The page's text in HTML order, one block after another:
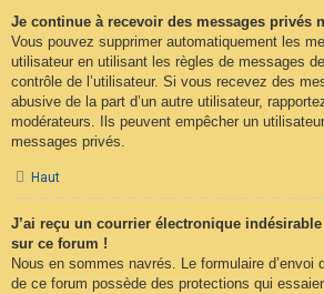
Je continue à recevoir des messages privés
Vous pouvez supprimer automatiquement les
utilisateur en utilisant les règles de messages
contrôle de l’utilisateur. Si vous recevez des
abusive de la part d’un autre utilisateur,
modérateurs. Ils peuvent empêcher un
messages privés.
Haut
J’ai reçu un courrier électronique
sur ce forum !
Nous en sommes navrés. Le formulaire d’envoi
de ce forum possède des protections qui